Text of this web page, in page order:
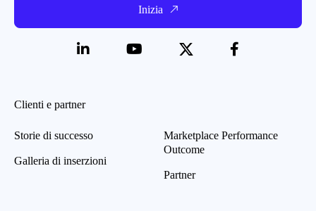
Inizia
Clienti e partner
Storie di successo
Galleria di inserzioni
Marketplace Performance
Outcome
Partner